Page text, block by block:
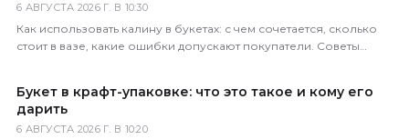
6 АВГУСТА 2026 Г. В 10:30
Как использовать калину в букетах: с чем сочетается, сколько
стоит в вазе, какие ошибки допускают покупатели. Советы
Букет в крафт-упаковке: что это такое и кому его
дарить
6 АВГУСТА 2026 Г. В 10:20